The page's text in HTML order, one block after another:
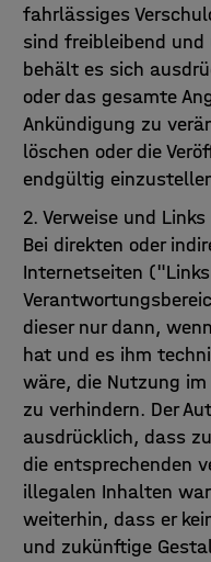
fahrlässiges
sind freibleibend und
behält es sich
oder das gesamte
Ankündigung zu
löschen oder die
endgültig
2. Verweise und Links
Bei direkten oder
Internetseiten
dieser nur dann,
hat und es ihm
wäre, die Nutzung
zu verhindern. Der
ausdrücklich, dass
die entsprechenden
illegalen Inhalten
weiterhin, dass er
und zukünftige